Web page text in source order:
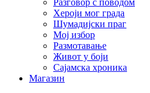
Разговор с поводом
Хероји мог града
Шумадијски праг
Мој избор
Размотавање
Живот у боји
Сајамска хроника
Магазин